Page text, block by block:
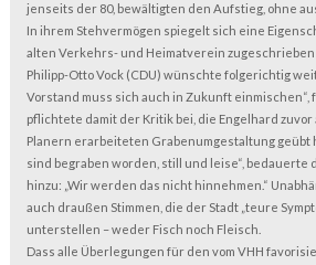
jenseits der 80, bewältigten den Aufstieg, ohne
In ihrem Stehvermögen spiegelt sich eine
alten Verkehrs- und Heimatverein
Philipp-Otto Vock (CDU) wünschte folgerichtig
Vorstand muss sich auch in Zukunft einmischen“,
pflichtete damit der Kritik bei, die Engelhard
Planern erarbeiteten Grabenumgestaltung geübt
sind begraben worden, still und leise“, bedauerte
hinzu: „Wir werden das nicht hinnehmen.“
auch draußen Stimmen, die der Stadt „teure
unterstellen – weder Fisch noch Fleisch.
Dass alle Überlegungen für den vom VHH